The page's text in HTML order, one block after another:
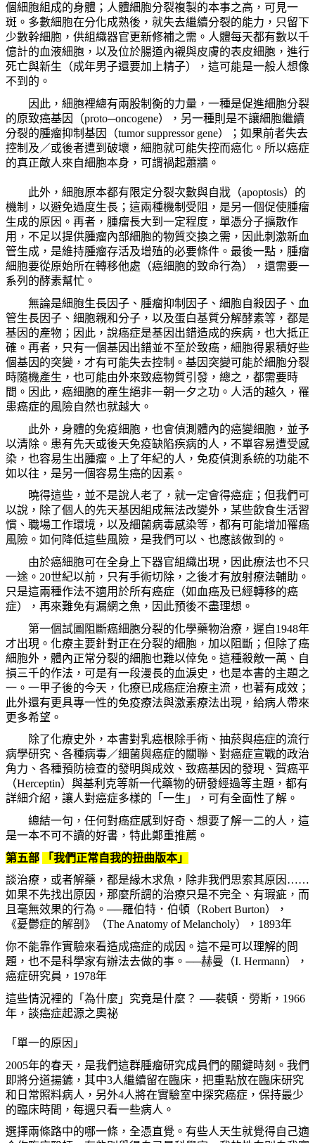
個細胞組成的身體；人體細胞分裂複製的本事之高，可見一
斑。多數細胞在分化成熟後，就失去繼續分裂的能力，只留下
少數幹細胞，供組織器官更新修補之需。人體每天都有數以千
億計的血液細胞，以及位於腸道內襯與皮膚的表皮細胞，進行
死亡與新生（成年男子還要加上精子），這可能是一般人想像
不到的。
因此，細胞裡總有兩股制衡的力量，一種是促進細胞分裂
的原致癌基因（proto─oncogene），另一種則是不讓細胞繼續
分裂的腫瘤抑制基因（tumor suppressor gene）；如果前者失去
控制及／或後者遭到破壞，細胞就可能失控而癌化。所以癌症
的真正敵人來自細胞本身，可謂禍起蕭牆。
此外，細胞原本都有限定分裂次數與自戕（apoptosis）的
機制，以避免過度生長；這兩種機制受阻，是另一個促使腫瘤
生成的原因 。再者，腫瘤長大到一定程度，單憑分子擴散作
用，不足以提供腫瘤內部細胞的物質交換之需，因此刺激新血
管生成，是維持腫瘤存活及增殖的必要條件。最後一點，腫瘤
細胞要從原始所在轉移他處（癌細胞的致命行為），還需要一
系列的酵素幫忙。
無論是細胞生長因子、腫瘤抑制因子、細胞自殺因子、血
管生長因子、細胞親和分子，以及蛋白基質分解酵素等，都是
基因的產物；因此，說癌症是基因出錯造成的疾病，也大抵正
確。再者，只有一個基因出錯並不至於致癌，細胞得累積好些
個基因的突變，才有可能失去控制。基因突變可能於細胞分裂
時隨機產生，也可能由外來致癌物質引發，總之，都需要時
間。因此，癌細胞的產生絕非一朝一夕之功。人活的越久，罹
患癌症的風險自然也就越大。
此外，身體的免疫細胞，也會偵測體內的癌變細胞，並予
以清除。患有先天或後天免疫缺陷疾病的人，不單容易遭受感
染，也容易生出腫瘤。上了年紀的人，免疫偵測系統的功能不
如以往，是另一個容易生癌的因素。
曉得這些，並不是說人老了，就一定會得癌症；但我們可
以說，除了個人的先天基因組成無法改變外，某些飲食生活習
慣、職場工作環境，以及細菌病毒感染等，都有可能增加罹癌
風險。如何降低這些風險，是我們可以、也應該做到的。
由於癌細胞可在全身上下器官組織出現，因此療法也不只
一途。 20世紀以前，只有手術切除，之後才有放射療法輔助。
只是這兩種作法不適用於所有癌症（如血癌及已經轉移的癌
症），再來難免有漏網之魚，因此預後不盡理想。
第一個試圖阻斷癌細胞分裂的化學藥物治療，遲自1948年
才出現。化療主要針對正在分裂的細胞，加以阻斷；但除了癌
細胞外，體內正常分裂的細胞也難以倖免。這種殺敵一萬、自
損三千的作法，可是有一段漫長的血淚史，也是本書的主題之
一。一甲子後的今天，化療已成癌症治療主流，也著有成效；
此外還有更具專一性的免疫療法與激素療法出現，給病人帶來
更多希望。
除了化療史外，本書對乳癌根除手術、抽菸與癌症的流行
病學研究、各種病毒／細菌與癌症的關聯、對癌症宣戰的政治
角力、各種預防檢查的發明與成效、致癌基因的發現、賀癌平
（Herceptin）與基利克等新一代藥物的研發經過等主題，都有
詳細介紹，讓人對癌症多樣的「一生」，可有全面性了解。
總結一句，任何對癌症感到好奇、想要了解一二的人，這
是一本不可不讀的好書，特此鄭重推薦。
第五部
「我們正常自我的扭曲版本」
談治療，或者解藥，都是緣木求魚，除非我們思索其原因……
如果不先找出原因，那麼所謂的治療只是不完全、有瑕疵，而
且毫無效果的行為。──羅伯特．伯頓（Robert Burton），
《憂鬱症的解剖》（The Anatomy of Melancholy）， 1893年
你不能靠作實驗來看造成癌症的成因。這不是可以理解的問
題，也不是科學家有辦法去做的事。──赫曼（I. Hermann），
癌症研究員， 1978年
這些情況裡的「為什麼」究竟是什麼？ ──裴頓．勞斯， 1966
年，談癌症起源之奧祕
「單一的原因」
2005年的春天，是我們這群腫瘤研究成員們的關鍵時刻。我們
即將分道揚鑣，其中3人繼續留在臨床，把重點放在臨床研究
和日常照料病人，另外4人將在實驗室中探究癌症，保持最少
的臨床時間，每週只看一些病人。
選擇兩條路中的哪一條，全憑直覺。有些人天生就覺得自己適